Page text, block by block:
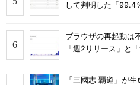
して判明した「99.4
ブラウザの再起動
「週2リリース」と
「三國志 覇道」が